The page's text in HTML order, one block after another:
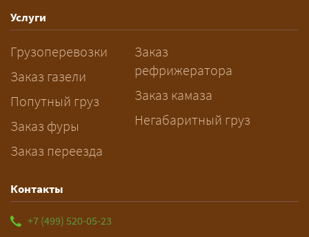
рабочих дней. Оставьте заявку
заблаговременно — логист
рассчитает маршрут и запустит
подготовку документов.
Услуги
Грузоперевозки
Заказ газели
Попутный груз
Заказ фуры
Заказ переезда
Заказ
рефрижератора
Заказ камаза
Негабаритный груз
Контакты
+7 (499) 520-05-23